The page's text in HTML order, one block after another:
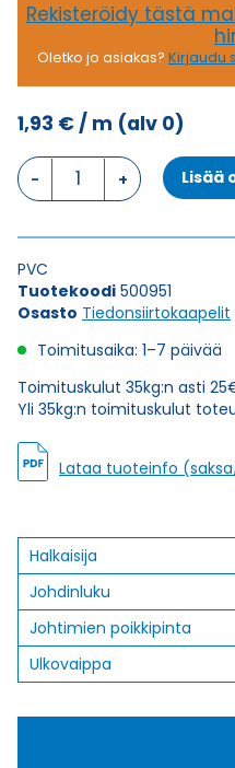
Rekisteröidy tästä
Oletko jo asiakas? Kirjaudu
1,93 €/ m (alv 0)
Tiedonsiirtokaapeli
ELITRONIC
5X0,5
Lisää
PVC
Tuotekoodi 500951
Osasto Tiedonsiirtokaapelit
Toimitusaika: 1–7 päivää
Toimituskulut 35kg:n asti
Yli 35kg:n toimituskulut
Lataa tuoteinfo
Halkaisija
Johdinluku
Johtimien poikkipinta
Ulkovaippa